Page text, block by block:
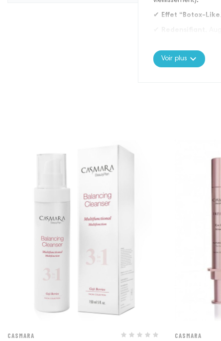
✔︎ Effet “Botox-Like
✔︎ Nourrit
Renforce le
Nourrit
Voir plus expand_more
CASMARA CASMARA